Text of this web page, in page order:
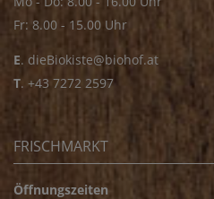
Fr: 8.00 - 15.00 Uhr
E. dieBiokiste@biohof.at
T. +43 7272 2597
FRISCHMARKT
Öffnungszeiten